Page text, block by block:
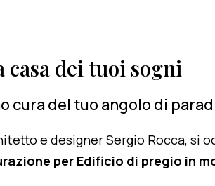
casa dei tuoi sogni
cura del tuo angolo di
e designer Sergio Rocca, si
per Edificio di pregio in